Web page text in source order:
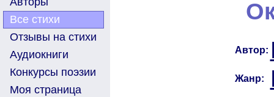
Все стихи
Отзывы на стихи
Аудиокниги
Конкурсы поэзии
Моя страница
Автор:
Жанр: